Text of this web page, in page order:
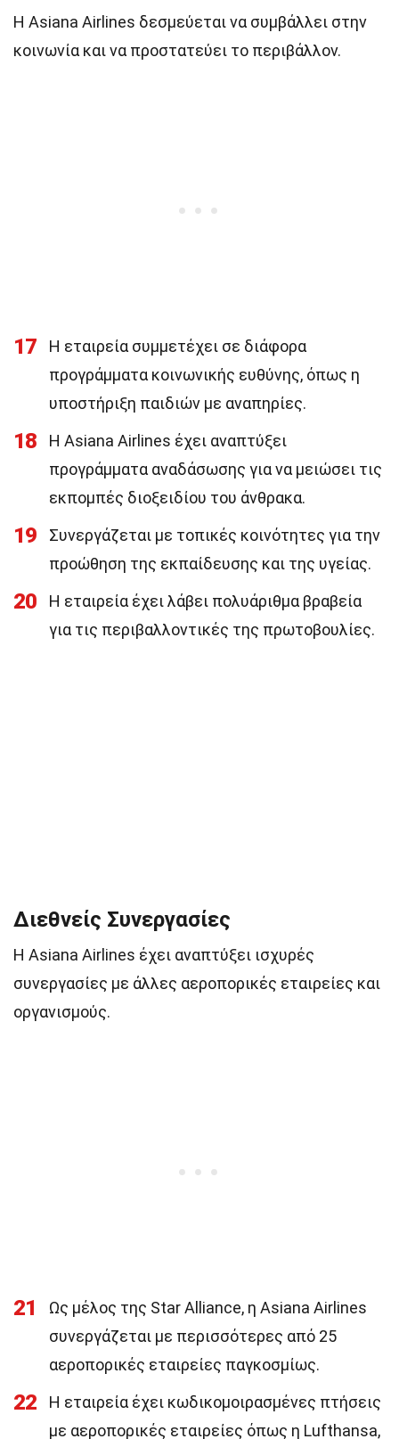
Η Asiana Airlines δεσμεύεται να συμβάλλει στην
κοινωνία και να προστατεύει το περιβάλλον.
17
Η εταιρεία συμμετέχει σε διάφορα
προγράμματα κοινωνικής ευθύνης, όπως η
υποστήριξη παιδιών με αναπηρίες.
18
Η Asiana Airlines έχει αναπτύξει
προγράμματα αναδάσωσης για να μειώσει τις
εκπομπές διοξειδίου του άνθρακα.
19
Συνεργάζεται με τοπικές κοινότητες για την
προώθηση της εκπαίδευσης και της υγείας.
20
Η εταιρεία έχει λάβει πολυάριθμα βραβεία
για τις περιβαλλοντικές της πρωτοβουλίες.
Διεθνείς Συνεργασίες
Η Asiana Airlines έχει αναπτύξει ισχυρές
συνεργασίες με άλλες αεροπορικές εταιρείες και
οργανισμούς.
21
Ως μέλος της Star Alliance, η Asiana Airlines
συνεργάζεται με περισσότερες από 25
αεροπορικές εταιρείες παγκοσμίως.
22
Η εταιρεία έχει κωδικομοιρασμένες πτήσεις
με αεροπορικές εταιρείες όπως η Lufthansa,